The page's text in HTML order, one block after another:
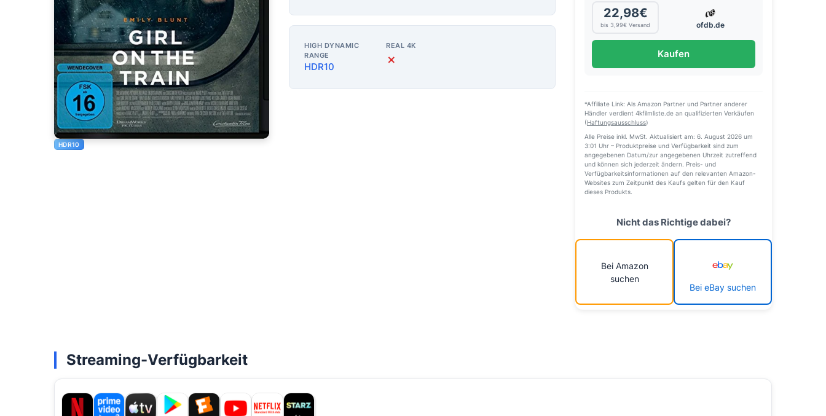
HDR10
HIGH DYNAMIC
RANGE
HDR10
REAL 4K
✗
ofdb.de
22,98€
bis 3,99€ Versand
Kaufen
*Affiliate Link: Als Amazon Partner und Partner anderer
Händler verdient 4kfilmliste.de an qualifizierten Verkäufen
(Haftungsausschluss)
Alle Preise inkl. MwSt. Aktualisiert am: 6. August 2026 um
3:01 Uhr – Produktpreise und Verfügbarkeit sind zum
angegebenen Datum/zur angegebenen Uhrzeit zutreffend
und können sich jederzeit ändern. Preis- und
Verfügbarkeitsinformationen auf den relevanten Amazon-
Websites zum Zeitpunkt des Kaufs gelten für den Kauf
dieses Produkts.
Nicht das Richtige dabei?
Bei Amazon
suchen
Bei eBay suchen
Streaming-Verfügbarkeit